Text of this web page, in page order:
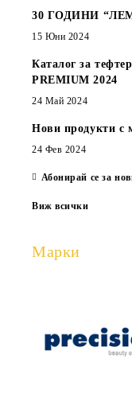
30 ГОДИНИ
15 Юни 2024
Каталог за
PREMIUM 2024
24 Май 2024
Нови продукти с
24 Фев 2024
Абонирай се за
Виж всички
Марки